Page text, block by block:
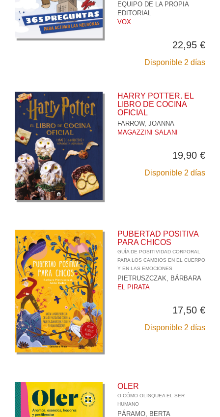
EQUIPO DE LA PROPIA
EDITORIAL
VOX
22,95 €
Disponible 2 días
HARRY POTTER. EL
LIBRO DE COCINA
OFICIAL
FARROW, JOANNA
MAGAZZINI SALANI
19,90 €
Disponible 2 días
PUBERTAD POSITIVA
PARA CHICOS
GUÍA DE POSITIVIDAD CORPORAL
PARA LOS CAMBIOS EN EL CUERPO
Y EN LAS EMOCIONES
PIETRUSZCZAK, BÁRBARA
EL PIRATA
17,50 €
Disponible 2 días
OLER
O CÓMO OLISQUEA EL SER
HUMANO
PÁRAMO, BERTA